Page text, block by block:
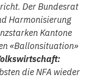
Der Bundesrat
Harmonisierung
Kantone
«Ballonsituation»
die NFA wieder